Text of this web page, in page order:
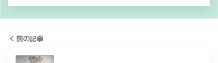
前の記事